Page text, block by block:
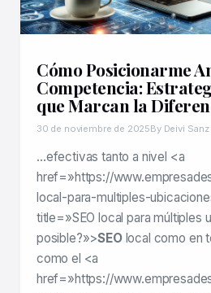
Cómo Posicionarme
Competencia:
que Marcan la
30 de noviembre de 2025By Deivi Sanz
…efectivas tanto a nivel <a
href=»https://
local-para-multiples-
title=»SEO local para múltiples
posible?»>SEOlocal como en
como el <a
href=»https://